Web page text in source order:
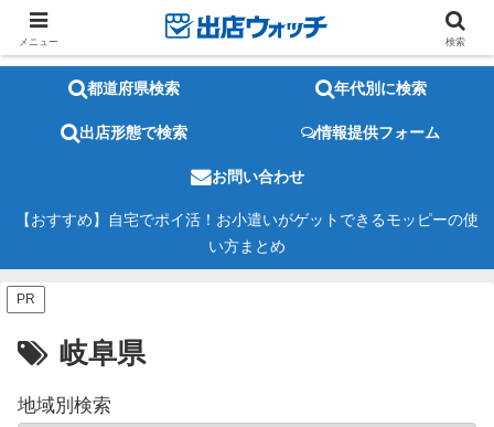
都道府県検索 年代別に検索
出店形態で検索 情報提供フォーム
お問い合わせ
【おすすめ】自宅でポイ活！お小遣いがゲットできるモッピーの使
い方まとめ
PR
岐阜県
地域別検索
メニュー 検索